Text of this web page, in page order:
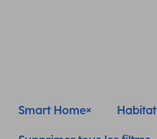
Smart Home Habitat